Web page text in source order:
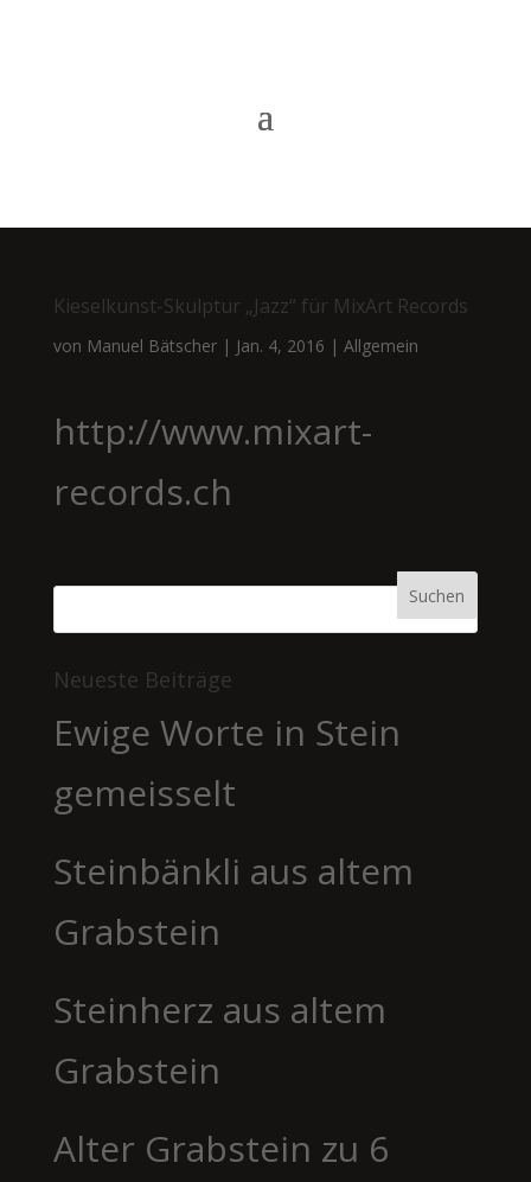
Kieselkunst-Skulptur „Jazz“ für MixArt Records
von Manuel Bätscher| Jan. 4, 2016 | Allgemein
http://www.mixart-
records.ch
Neueste Beiträge
Ewige Worte in Stein
gemeisselt
Steinbänkli aus altem
Grabstein
Steinherz aus altem
Grabstein
Alter Grabstein zu 6